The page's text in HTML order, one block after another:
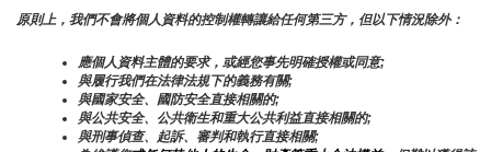
原則上，我們不會將個人資料的控制權轉讓給任何第三方，但以下情況除外：
應個人資料主體的要求，或經您事先明確授權或同意;
與履行我們在法律法規下的義務有關;
與國家安全、國防安全直接相關的;
與公共安全、公共衛生和重大公共利益直接相關的;
與刑事偵查、起訴、審判和執行直接相關;